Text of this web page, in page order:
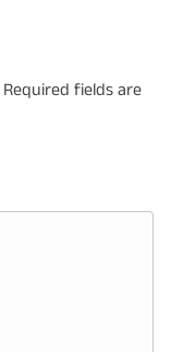
Required fields are